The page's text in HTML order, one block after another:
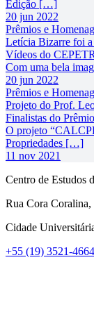
Edição […]
20 jun 2022
Prêmios e
Letícia Bizarre foi a
Vídeos do
Com uma bela
20 jun 2022
Prêmios e
Projeto do Prof.
Finalistas do
O projeto
Propriedades […]
11 nov 2021
Centro de Estudos
Rua Cora Coralina,
Cidade
+55 (19) 3521-4664